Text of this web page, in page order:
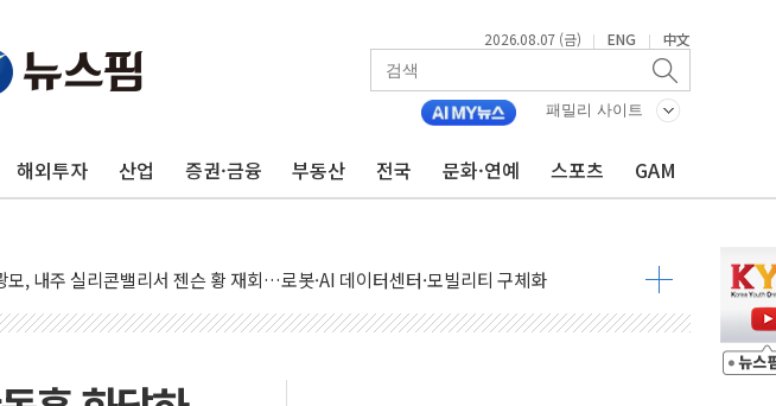
2026.08.07 (금) | ENG | 中文
패밀리 사이트
해외투자 산업 증권·금융 부동산 전국 문화·연예 스포츠 GAM
증시, 견조한 실적 소화하며 대부분 상승… "2분기 기업 순이익 21% 증가" 전망
아니아 국방 "러, 우크라 드론으로 나토 회원국 공격 검토… 거짓 깃발 작전"
증시 개장 전 특징주...모더나·아이온큐·도어대시↑ VS 샌디스크·피그마·앱러빈↓
관 장관 "영업이익 N% 성과급 반대…상법·자본시장법 개정 논의"
대, 북한 단거리 탄도미사일 발사에 긴급 안보 점검회의